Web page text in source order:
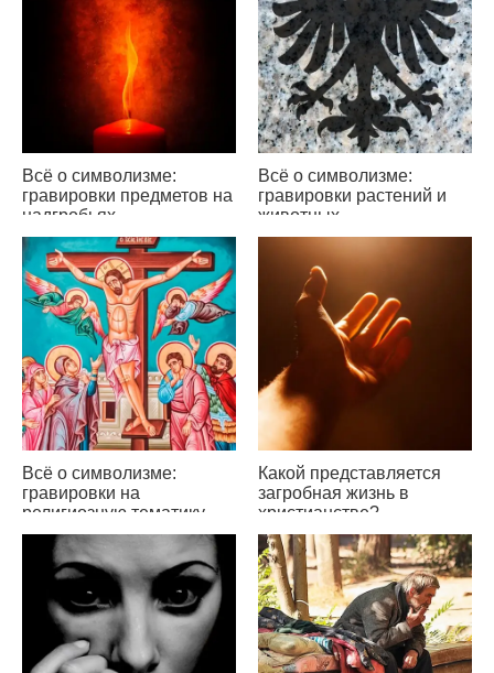
Всё о символизме:
гравировки предметов на
надгробьях
Всё о символизме:
гравировки растений и
животных
Всё о символизме:
гравировки на
религиозную тематику
(Христианство)
Какой представляется
загробная жизнь в
христианстве?